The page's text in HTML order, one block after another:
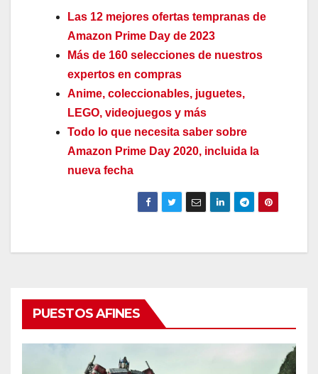
Las 12 mejores ofertas tempranas de
Amazon Prime Day de 2023
Más de 160 selecciones de nuestros
expertos en compras
Anime, coleccionables, juguetes,
LEGO, videojuegos y más
Todo lo que necesita saber sobre
Amazon Prime Day 2020, incluida la
nueva fecha
PUESTOS AFINES